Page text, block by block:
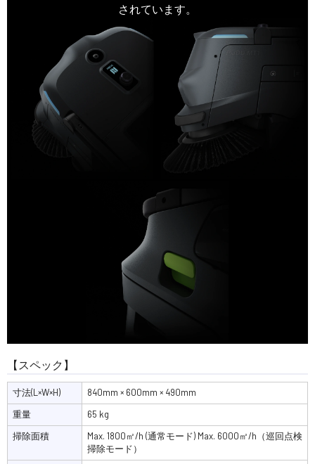
されています。
【スペック】
寸法(L×W×H)
840mm × 600mm × 490mm
重量
65 kg
掃除面積
Max. 1800㎡/h (通常モード) Max. 6000㎡/h（巡回点検
掃除モード）